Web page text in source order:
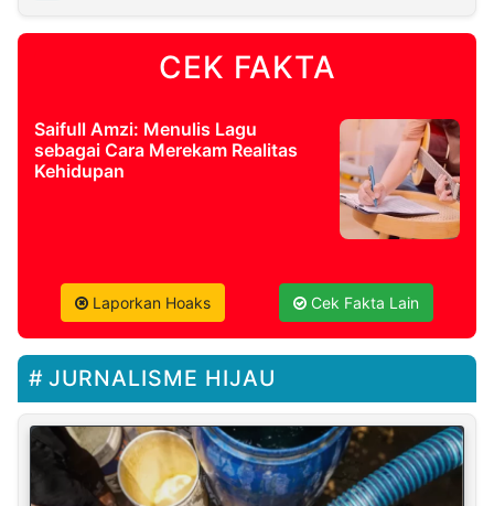
CEK FAKTA
Saifull Amzi: Menulis Lagu
sebagai Cara Merekam Realitas
Kehidupan
Laporkan Hoaks Cek Fakta Lain
JURNALISME HIJAU